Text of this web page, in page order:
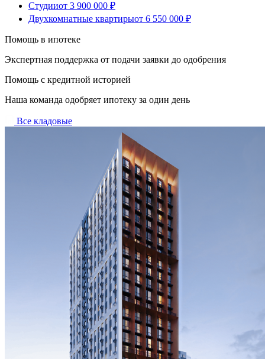
Студииот 3 900 000 ₽
Двухкомнатные квартирыот 6 550 000 ₽
Помощь в ипотеке
Экспертная поддержка от подачи заявки до одобрения
Помощь с кредитной историей
Наша команда одобряет ипотеку за один день
Все кладовые